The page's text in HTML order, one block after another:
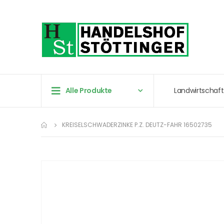
Alle Produkte Landwirtschaft
KREISELSCHWADERZINKE P.Z. DEUTZ-FAHR 16502735